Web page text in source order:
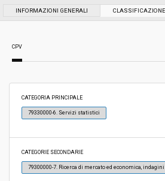
Svolgimento: Busta
ribasso:
INFORMAZIONI GENERALI CLASSIFICAZIONE
CPV
CATEGORIA PRINCIPALE
79330000-6. Servizi statistici
CATEGORIE SECONDARIE
79300000-7. Ricerca di mercato ed economica,